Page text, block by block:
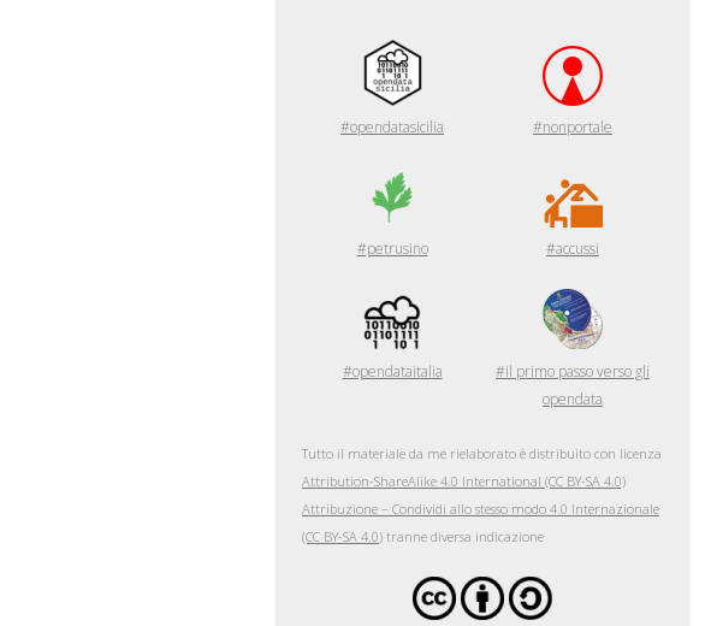
#opendatasicilia #nonportale
#petrusino #accussi
#opendataitalia
#il primo passo verso gli
opendata
Tutto il materiale da me rielaborato è distribuito con licenza
Attribution-ShareAlike 4.0 International (CC BY-SA 4.0)
Attribuzione – Condividi allo stesso modo 4.0 Internazionale
(CC BY-SA 4.0) tranne diversa indicazione